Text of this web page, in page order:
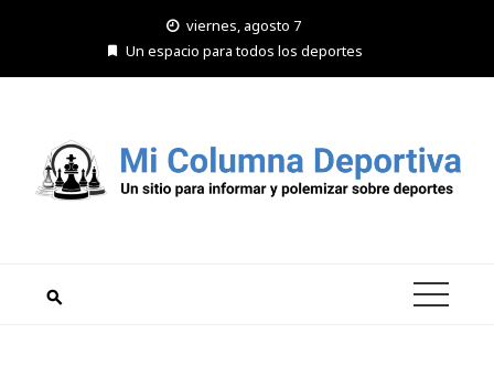
viernes, agosto 7
Un espacio para todos los deportes